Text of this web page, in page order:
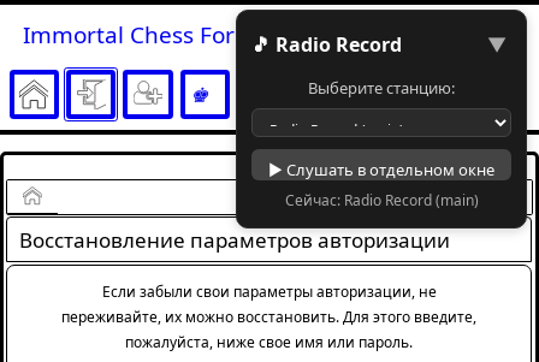
🎵 Radio Record ▼
Выберите станцию:
▶ Слушать в отдельном окне
Сейчас: Radio Record (main)
Immortal Chess Forum
Начало
Восстановление параметров авторизации
Если забыли свои параметры авторизации, не
переживайте, их можно восстановить. Для этого введите,
пожалуйста, ниже свое имя или пароль.